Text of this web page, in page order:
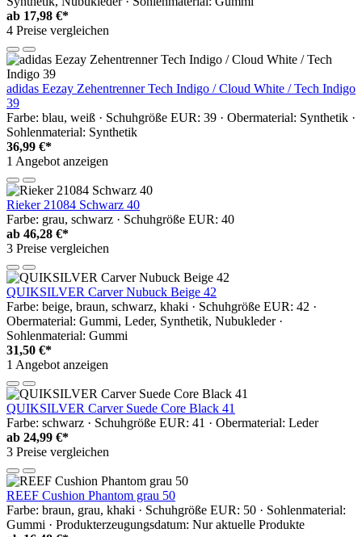
ab 17,98 €*
4 Preise vergleichen
adidas Eezay Zehentrenner Tech Indigo / Cloud White / Tech Indigo
39
Farbe: blau, weiß · Schuhgröße EUR: 39 · Obermaterial: Synthetik ·
Sohlenmaterial: Synthetik
36,99 €*
1 Angebot anzeigen
Rieker 21084 Schwarz 40
Farbe: grau, schwarz · Schuhgröße EUR: 40
ab 46,28 €*
3 Preise vergleichen
QUIKSILVER Carver Nubuck Beige 42
Farbe: beige, braun, schwarz, khaki · Schuhgröße EUR: 42 ·
Obermaterial: Gummi, Leder, Synthetik, Nubukleder ·
Sohlenmaterial: Gummi
31,50 €*
1 Angebot anzeigen
QUIKSILVER Carver Suede Core Black 41
Farbe: schwarz · Schuhgröße EUR: 41 · Obermaterial: Leder
ab 24,99 €*
3 Preise vergleichen
REEF Cushion Phantom grau 50
Farbe: braun, grau, khaki · Schuhgröße EUR: 50 · Sohlenmaterial:
Gummi · Produkterzeugungsdatum: Nur aktuelle Produkte